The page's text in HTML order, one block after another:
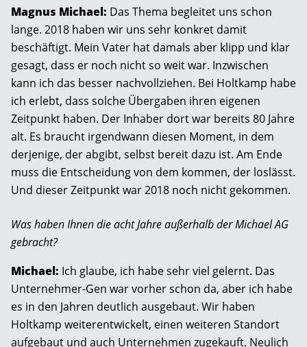
Magnus Michael: Das Thema begleitet uns schon
lange. 2018 haben wir uns sehr konkret damit
beschäftigt. Mein Vater hat damals aber klipp und klar
gesagt, dass er noch nicht so weit war. Inzwischen
kann ich das besser nachvollziehen. Bei Holtkamp habe
ich erlebt, dass solche Übergaben ihren eigenen
Zeitpunkt haben. Der Inhaber dort war bereits 80 Jahre
alt. Es braucht irgendwann diesen Moment, in dem
derjenige, der abgibt, selbst bereit dazu ist. Am Ende
muss die Entscheidung von dem kommen, der loslässt.
Und dieser Zeitpunkt war 2018 noch nicht gekommen.
Was haben Ihnen die acht Jahre außerhalb der Michael AG
gebracht?
Michael: Ich glaube, ich habe sehr viel gelernt. Das
Unternehmer-Gen war vorher schon da, aber ich habe
es in den Jahren deutlich ausgebaut. Wir haben
Holtkamp weiterentwickelt, ­einen weiteren Standort
aufgebaut und auch Unternehmen zugekauft. Neulich